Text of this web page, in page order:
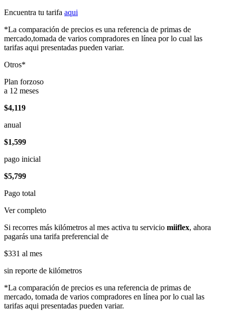
Encuentra tu tarifa aqui
*La comparación de precios es una referencia de primas de
mercado,tomada de varios compradores en línea por lo cual las
tarifas aqui presentadas pueden variar.
Otros*
Plan forzoso
a 12 meses
$4,119
anual
$1,599
pago inicial
$5,799
Pago total
Ver completo
Si recorres más kilómetros al mes activa tu servicio miiflex, ahora
pagarás una tarifa preferencial de
$331 al mes
sin reporte de kilómetros
*La comparación de precios es una referencia de primas de
mercado, tomada de varios compradores en línea por lo cual las
tarifas aqui presentadas pueden variar.